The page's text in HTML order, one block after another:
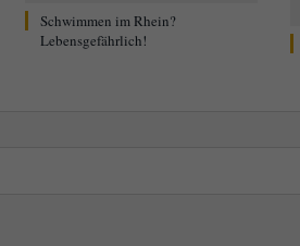
Schwimmen im Rhein?
Lebensgefährlich!